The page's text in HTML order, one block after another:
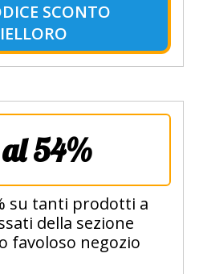
SCONTO
54%
su tanti prodotti a
della sezione
favoloso negozio